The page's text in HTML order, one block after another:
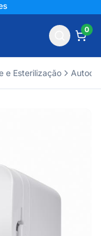
0
e Esterilização